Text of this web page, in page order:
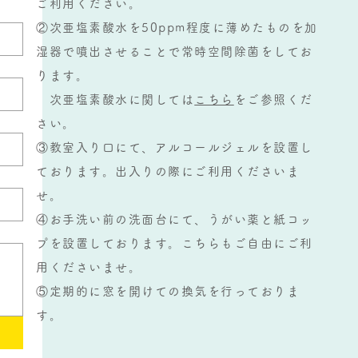
ご利用ください。
②次亜塩素酸水を50ppm程度に薄めたものを加
湿器で噴出させることで常時空間除菌をしてお
ります。
次亜塩素酸水に関しては こちら をご参照くだ
さい。
③教室入り口にて、アルコールジェルを設置し
ております。出入りの際にご利用くださいま
せ。
④お手洗い前の洗面台にて、うがい薬と紙コッ
プを設置しております。こちらもご自由にご利
用くださいませ。
​⑤定期的に窓を開けての換気を行っておりま
す。